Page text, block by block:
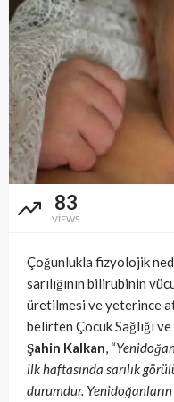
83
VIEWS
Çoğunlukla fizyolojik
sarılığının bilirubinin
üretilmesi ve yeterince
belirten Çocuk Sağlığı ve
Şahin Kalkan, “
ilk haftasında sarılık
durumdur.